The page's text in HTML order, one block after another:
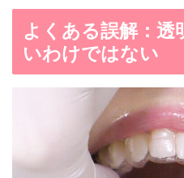
よくある誤解：透
いわけではない